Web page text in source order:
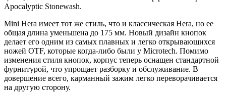
Apocalyptic Stonewash.
Mini Hera имеет тот же стиль, что и классическая Hera, но ее
общая длина уменьшена до 175 мм. Новый дизайн кнопок
делает его одним из самых плавных и легко открывающихся
ножей OTF, которые когда-либо были у Microtech. Помимо
изменения стиля кнопок, корпус теперь оснащен стандартной
фурнитурой, что упрощает разборку и обслуживание. В
довершение всего, карманный зажим легко переворачивается
на другую сторону.